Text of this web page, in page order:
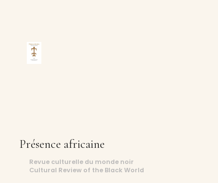
Présence africaine
Revue culturelle du monde noir
Cultural Review of the Black World